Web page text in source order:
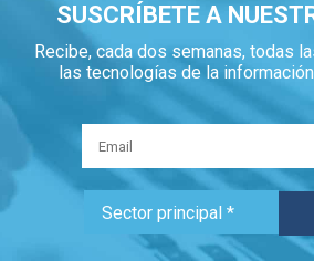
SUSCRÍBETE A
Recibe, cada dos semanas, todas
las tecnologías de la